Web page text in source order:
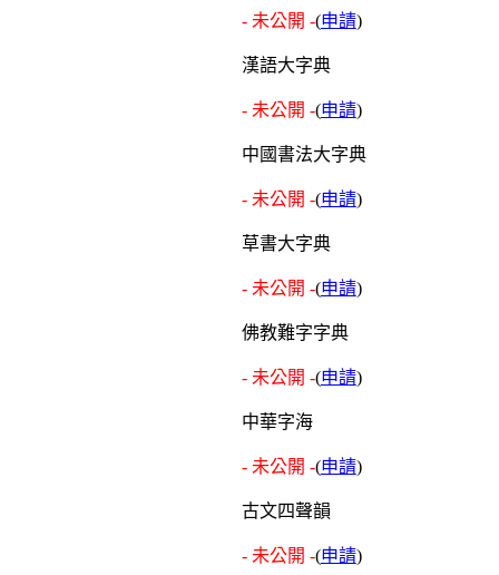
- 未公開 -(申請)
漢語大字典
- 未公開 -(申請)
中國書法大字典
- 未公開 -(申請)
草書大字典
- 未公開 -(申請)
佛教難字字典
- 未公開 -(申請)
中華字海
- 未公開 -(申請)
古文四聲韻
- 未公開 -(申請)